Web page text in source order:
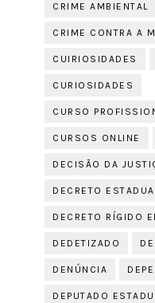
CRIME AMBIENTAL
CRIME CONTRA A
CUIRIOSIDADES
CURIOSIDADES
CURSO
CURSOS ONLINE
DECISÃO DA
DECRETO
DECRETO RÍGIDO
DEDETIZADO
DENÚNCIA
DEPUTADO